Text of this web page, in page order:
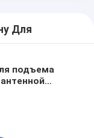
Для
подъема